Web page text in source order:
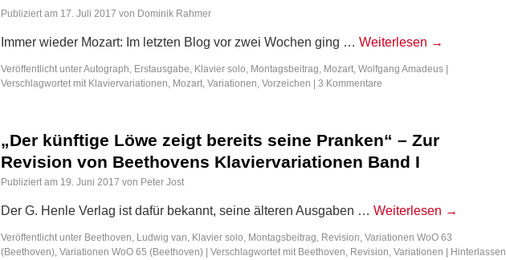
Publiziert am 17. Juli 2017 von Dominik Rahmer
Immer wieder Mozart: Im letzten Blog vor zwei Wochen ging … Weiterlesen →
Veröffentlicht unterAutograph, Erstausgabe, Klavier solo, Montagsbeitrag, Mozart, Wolfgang Amadeus
Verschlagwortet mit Klaviervariationen, Mozart, Variationen, Vorzeichen 3 Kommentare
„Der künftige Löwe zeigt bereits seine Pranken“ – Zur
Revision von Beethovens Klaviervariationen Band I
Publiziert am 19. Juni 2017 von Peter Jost
Der G. Henle Verlag ist dafür bekannt, seine älteren Ausgaben … Weiterlesen →
Veröffentlicht unter Beethoven, Ludwig van, Klavier solo, Montagsbeitrag, Revision, Variationen WoO 63
(Beethoven), Variationen WoO 65 (Beethoven) Verschlagwortet mit Beethoven, Revision, Variationen
Hinterlassen